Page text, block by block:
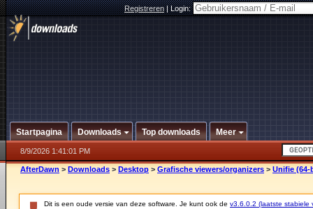
Registreren|Login:
Startpagina Downloads Top downloads Meer
8/9/2026 1:41:01 PM
AfterDawn > Downloads > Desktop > Grafische viewers/organizers > Unifie (64-
Dit is een oude versie van deze software. Je kunt ook de v3.6.0.2 (laatste stabiele